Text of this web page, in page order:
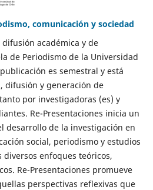
comunicación y sociedad
académica y de
de Periodismo de la Universidad
es semestral y está
difusión y generación de
por investigadoras (es) y
Re-Presentaciones inicia un
desarrollo de la investigación en
social, periodismo y estudios
enfoques teóricos,
Re-Presentaciones promueve
perspectivas reflexivas que